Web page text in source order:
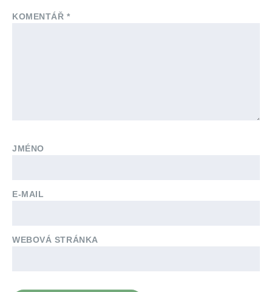
KOMENTÁŘ*
JMÉNO
E-MAIL
WEBOVÁ STRÁNKA